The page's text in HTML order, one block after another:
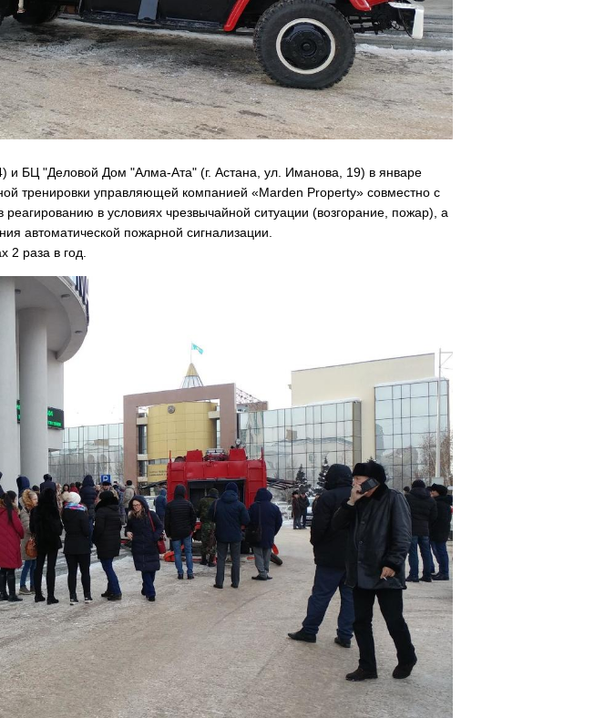
и БЦ "Деловой Дом "Алма-Ата" (г. Астана, ул. Иманова, 19) в январе
тренировки управляющей компанией «Marden Property» совместно с
в условиях чрезвычайной ситуации (возгорание, пожар), а
автоматической пожарной сигнализации.
2 раза в год.